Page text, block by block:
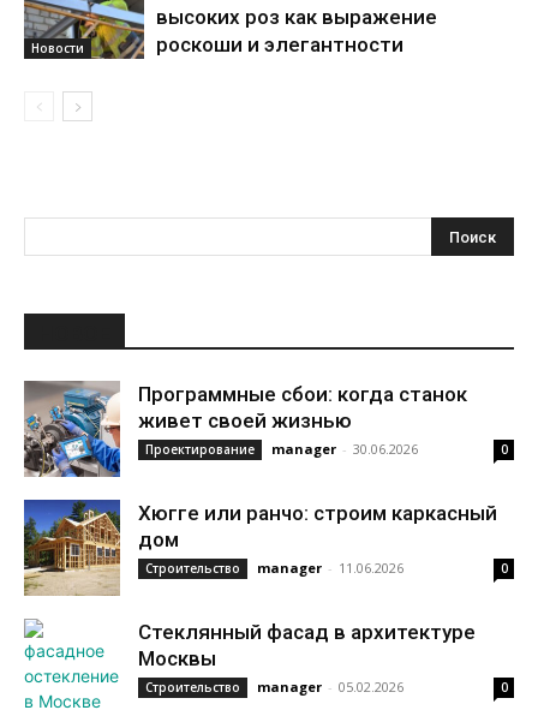
Новости
высоких роз как выражение
роскоши и элегантности
Программные сбои: когда станок
живет своей жизнью
Проектирование manager - 30.06.2026 0
Хюгге или ранчо: строим каркасный
дом
Строительство manager - 11.06.2026 0
Стеклянный фасад в архитектуре
Москвы
Строительство manager - 05.02.2026 0